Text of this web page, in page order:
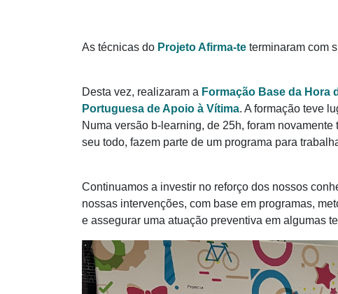
As técnicas do Projeto Afirma-te terminaram com
Desta vez, realizaram a Formação Base da Hora
Portuguesa de Apoio à Vítima. A formação teve
Numa versão b-learning, de 25h, foram
seu todo, fazem parte de um programa para
Continuamos a investir no reforço dos nossos
nossas intervenções, com base em programas,
e assegurar uma atuação preventiva em algumas